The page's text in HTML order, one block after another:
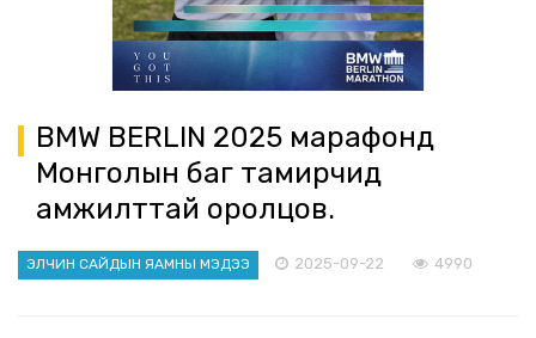
BMW BERLIN 2025 марафонд
Монголын баг тамирчид
амжилттай оролцов.
ЭЛЧИН САЙДЫН ЯАМНЫ МЭДЭЭ 2025-09-22 4990